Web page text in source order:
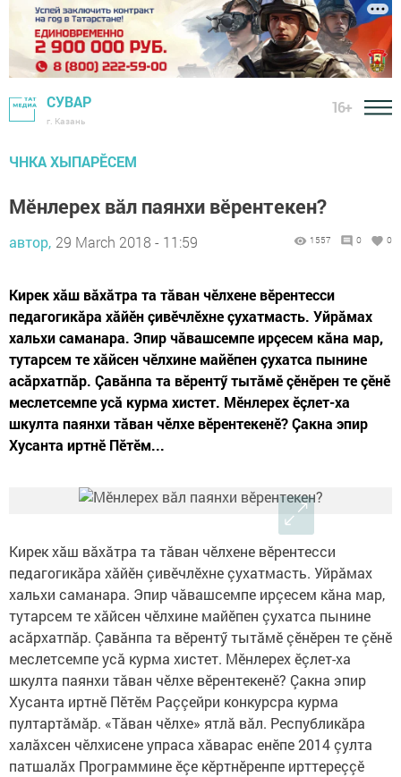
СУВАР
г. Казань
16+
ЧНКА ХЫПАРӖСЕМ
Мӗнлерех вăл паянхи вӗрентекен?
автор, 29 March 2018 - 11:59 1557 0 0
Кирек хăш вăхăтра та тăван чӗлхене вӗрентесси
педагогикăра хăйӗн çивӗчлӗхне çухатмасть. Уйрăмах
хальхи саманара. Эпир чăвашсемпе ирçесем кăна мар,
тутарсем те хăйсен чӗлхине майӗпен çухатса пынине
асăрхатпăр. Çавăнпа та вӗрентӳ тытăмӗ çӗнӗрен те çӗнӗ
меслетсемпе усă курма хистет. Мӗнлерех ӗçлет-ха
шкулта паянхи тăван чӗлхе вӗрентекенӗ? Çакна эпир
Хусанта иртнӗ Пӗтӗм...
Кирек хăш вăхăтра та тăван чӗлхене вӗрентесси
педагогикăра хăйӗн çивӗчлӗхне çухатмасть. Уйрăмах
хальхи саманара. Эпир чăвашсемпе ирçесем кăна мар,
тутарсем те хăйсен чӗлхине майӗпен çухатса пынине
асăрхатпăр. Çавăнпа та вӗрентӳ тытăмӗ çӗнӗрен те çӗнӗ
меслетсемпе усă курма хистет. Мӗнлерех ӗçлет-ха
шкулта паянхи тăван чӗлхе вӗрентекенӗ? Çакна эпир
Хусанта иртнӗ Пӗтӗм Раççейри конкурсра курма
пултартăмăр. «Тăван чӗлхе» ятлă вăл. Республикăра
халăхсен чӗлхисене упраса хăварас енӗпе 2014 çулта
патшалăх Программине ӗçе кӗртнӗренпе ирттереççӗ